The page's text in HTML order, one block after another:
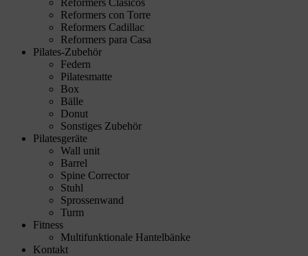
Reformers con Torre
Reformers Cadillac
Reformers para Casa
Pilates-Zubehör
Federn
Pilatesmatte
Box
Bälle
Donut
Sonstiges Zubehör
Pilatesgeräte
Wall unit
Barrel
Spine Corrector
Stuhl
Sprossenwand
Turm
Fitness
Multifunktionale Hantelbänke
Kontakt